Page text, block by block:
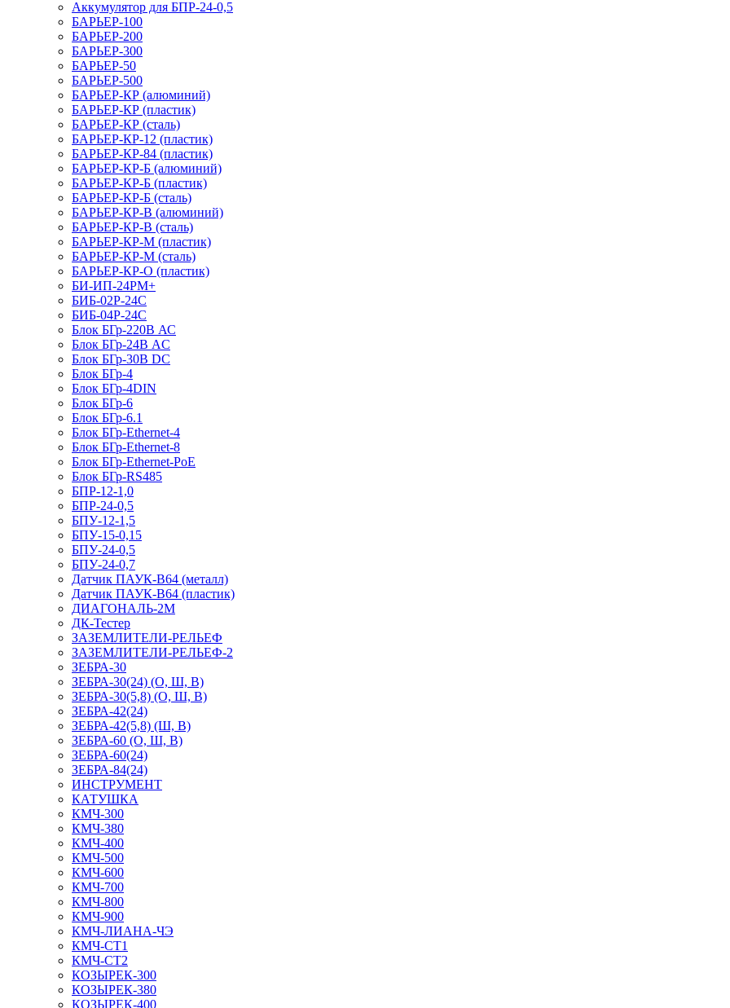
Аккумулятор для БПР-24-0,5
БАРЬЕР-100
БАРЬЕР-200
БАРЬЕР-300
БАРЬЕР-50
БАРЬЕР-500
БАРЬЕР-КР (алюминий)
БАРЬЕР-КР (пластик)
БАРЬЕР-КР (сталь)
БАРЬЕР-КР-12 (пластик)
БАРЬЕР-КР-84 (пластик)
БАРЬЕР-КР-Б (алюминий)
БАРЬЕР-КР-Б (пластик)
БАРЬЕР-КР-Б (сталь)
БАРЬЕР-КР-В (алюминий)
БАРЬЕР-КР-В (сталь)
БАРЬЕР-КР-М (пластик)
БАРЬЕР-КР-М (сталь)
БАРЬЕР-КР-О (пластик)
БИ-ИП-24РМ+
БИБ-02Р-24С
БИБ-04Р-24С
Блок БГр-220В АС
Блок БГр-24В AC
Блок БГр-30В DC
Блок БГр-4
Блок БГр-4DIN
Блок БГр-6
Блок БГр-6.1
Блок БГр-Ethernet-4
Блок БГр-Ethernet-8
Блок БГр-Ethernet-PoE
Блок БГр-RS485
БПР-12-1,0
БПР-24-0,5
БПУ-12-1,5
БПУ-15-0,15
БПУ-24-0,5
БПУ-24-0,7
Датчик ПАУК-В64 (металл)
Датчик ПАУК-В64 (пластик)
ДИАГОНАЛЬ-2М
ДК-Тестер
ЗАЗЕМЛИТЕЛИ-РЕЛЬЕФ
ЗАЗЕМЛИТЕЛИ-РЕЛЬЕФ-2
ЗЕБРА-30
ЗЕБРА-30(24) (О, Ш, В)
ЗЕБРА-30(5,8) (О, Ш, В)
ЗЕБРА-42(24)
ЗЕБРА-42(5,8) (Ш, В)
ЗЕБРА-60 (О, Ш, В)
ЗЕБРА-60(24)
ЗЕБРА-84(24)
ИНСТРУМЕНТ
КАТУШКА
КМЧ-300
КМЧ-380
КМЧ-400
КМЧ-500
КМЧ-600
КМЧ-700
КМЧ-800
КМЧ-900
КМЧ-ЛИАНА-ЧЭ
КМЧ-СТ1
КМЧ-СТ2
КОЗЫРЕК-300
КОЗЫРЕК-380
КОЗЫРЕК-400